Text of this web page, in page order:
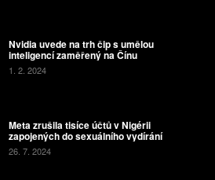
Nvidia uvede na trh čip s umělou
inteligencí zaměřený na Čínu
1. 2. 2024
Meta zrušila tisíce účtů v Nigérii
zapojených do sexuálního vydírání
26. 7. 2024